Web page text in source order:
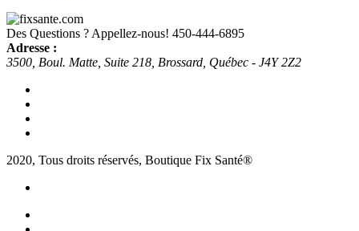
Des Questions ? Appellez-nous! 450-444-6895
Adresse :
3500, Boul. Matte, Suite 218, Brossard, Québec - J4Y 2Z2
2020, Tous droits réservés, Boutique Fix Santé®